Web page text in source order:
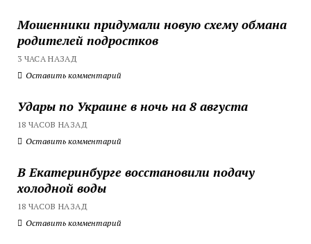
Мошенники придумали новую схему обмана
родителей подростков
3 ЧАСА НАЗАД
Оставить комментарий
Удары по Украине в ночь на 8 августа
18 ЧАСОВ НАЗАД
Оставить комментарий
В Екатеринбурге восстановили подачу
холодной воды
18 ЧАСОВ НАЗАД
Оставить комментарий